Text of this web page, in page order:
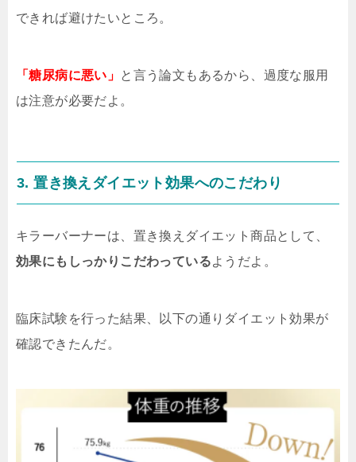
できれば避けたいところ。
「糖尿病に悪い」 と言う論文もあるから、過度な服用
は注意が必要だよ。
3. 置き換えダイエット効果へのこだわり
キラーバーナーは、置き換えダイエット商品として、
効果にもしっかりこだわっているようだよ。
臨床試験を行った結果、以下の通りダイエット効果が
確認できたんだ。